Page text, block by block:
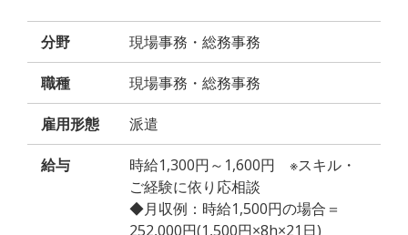
分野 現場事務・総務事務
職種 現場事務・総務事務
雇用形態 派遣
給与
時給1,300円～1,600円 ※スキル・
ご経験に依り応相談
◆月収例：時給1,500円の場合＝
252,000円(1,500円×8h×21日)